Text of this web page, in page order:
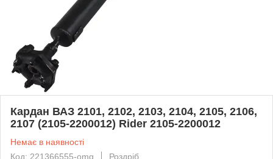
Кардан ВАЗ 2101, 2102, 2103, 2104, 2105, 2106,
2107 (2105-2200012) Rider 2105-2200012
Немає в наявності
Код: 221366555-omg
Роздріб